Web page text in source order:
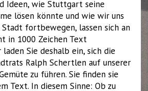
Ideen, wie Stuttgart seine
lösen könnte und wie wir uns
fortbewegen, lassen sich an
in 1000 Zeichen Text
Sie deshalb ein, sich die
Ralph Schertlen auf unserer
zu führen. Sie finden sie
Text. In diesem Sinne: Ob zu